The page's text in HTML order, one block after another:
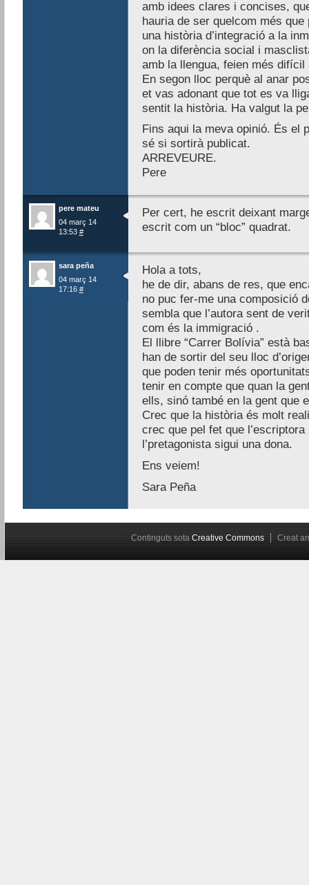
amb idees clares i concises,
hauria de ser quelcom més
una història d’integració a la
on la diferència social i
amb la llengua, feien més difícil
En segon lloc perquè al anar
et vas adonant que tot es va
sentit la història. Ha valgut la
Fins aqui la meva opinió. És el
sé si sortirà publicat.
ARREVEURE.
Pere
pere mateu
04 març 14
13:53 #
Per cert, he escrit deixant
escrit com un “bloc” quadrat.
sara peña
04 març 14
17:16 #
Hola a tots,
he de dir, abans de res, que
no puc fer-me una composició
sembla que l’autora sent de
com és la immigració .
El llibre “Carrer Bolívia” està
han de sortir del seu lloc
que poden tenir més
tenir en compte que quan la
ells, sinó també en la gent que
Crec que la història és molt
crec que pel fet que
l’pretagonista sigui una dona.
Ens veiem!
Sara Peña
Continguts sota Creative Commons Creat